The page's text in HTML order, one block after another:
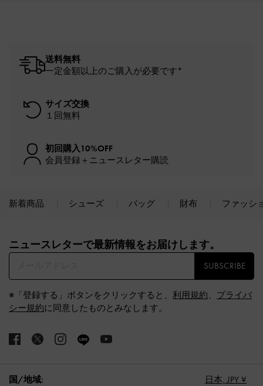
送料無料
一定金額以上のご購入が必要です*
サイズ交換
１回無料
初回購入10%OFF
会員登録＋ニュースレター購読
新着商品 シューズ バッグ 財布 ファッシ
ニュースレターで最新情報をお届けします。​
SUBSCRIBE
※「登録する」ボタンをクリックすると、 利用規約、 プライバ
シー規約に同意したものとみなします。
国/地域: 日本, JPY ¥